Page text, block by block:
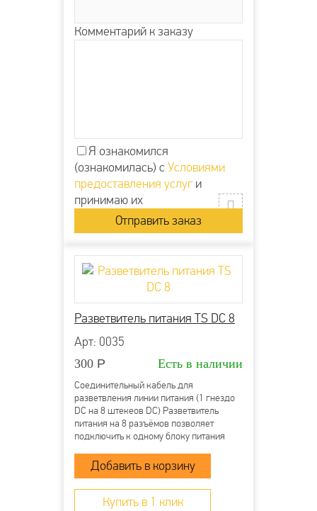
Комментарий к заказу
Я ознакомился
(ознакомилась) с Условиями
предоставления услуги
принимаю их
Разветвитель питания TS DC 8
Арт: 0035
300 Р Есть в наличии
Соединительный кабель для
разветвления линии питания (1 гнездо
DC на 8 штекеов DC) Разветвитель
питания на 8 разъёмов позволяет
подключить к одному блоку питания
Гнездо питания DC типа «мама»
(внутренний контакт 2.1 мм) Выход: 8
штекеров питания DC...
Купить в 1 клик